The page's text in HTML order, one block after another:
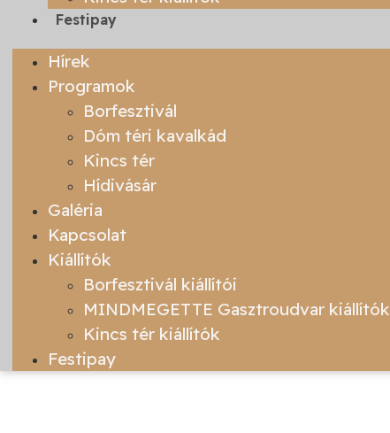
Festipay
Hírek
Programok
Borfesztivál
Dóm téri kavalkád
Kincs tér
Hídivásár
Galéria
Kapcsolat
Kiállítók
Borfesztivál kiállítói
MINDMEGETTE Gasztroudvar kiállítók
Kincs tér kiállítók
Festipay